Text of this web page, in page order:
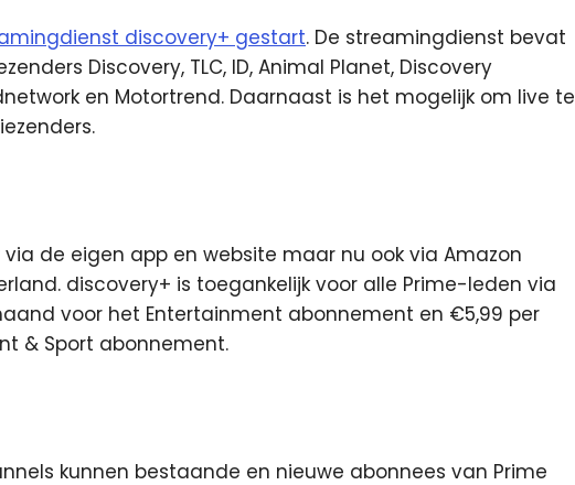
discovery+ gestart. De streamingdienst bevat
Discovery, TLC, ID, Animal Planet, Discovery
en Motortrend. Daarnaast is het mogelijk om live te
de eigen app en website maar nu ook via Amazon
discovery+ is toegankelijk voor alle Prime-leden via
voor het Entertainment abonnement en €5,99 per
& Sport abonnement.
kunnen bestaande en nieuwe abonnees van Prime